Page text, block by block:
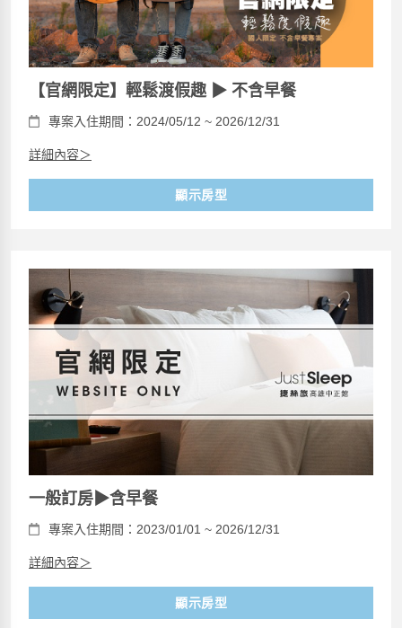
【官網限定】輕鬆渡假趣 ▶ 不含早餐
專案入住期間：2024/05/12 ~ 2026/12/31
詳細內容＞
顯示房型
一般訂房▶含早餐
專案入住期間：2023/01/01 ~ 2026/12/31
詳細內容＞
顯示房型